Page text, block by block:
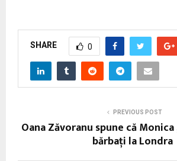
SHARE 0
PREVIOUS POST
Oana Zăvoranu spune că
bărbaţi la Londra